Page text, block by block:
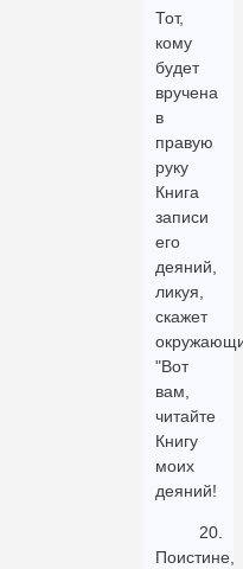
Тот,
кому
будет
вручена
в
правую
руку
Книга
записи
его
деяний,
ликуя,
скажет
"Вот
вам,
читайте
Книгу
моих
деяний!
20.
Поистине,